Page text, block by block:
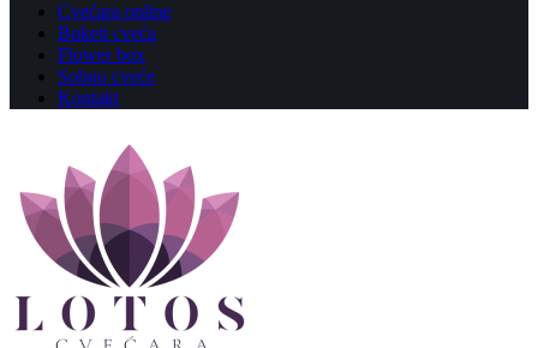
Cvećara online
Buketi cveća
Flower box
Sobno cveće
Kontakt